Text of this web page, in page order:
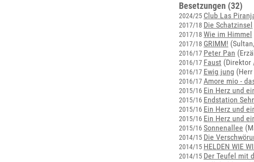
Besetzungen (32)
2024/25 Club Las
2017/18 Die Schatzinsel
2017/18 Wie im Himmel
2017/18 GRIMM!
2016/17 Peter Pan
2016/17 Faust (Direktor
2016/17 Ewig jung
2016/17Amore mio -
2015/16 Ein Herz und
2015/16 Endstation
2015/16 Ein Herz und
2015/16 Ein Herz und
2015/16Sonnenallee
2014/15 Die
2014/15 HELDEN WIE
2014/15 Der Teufel mit